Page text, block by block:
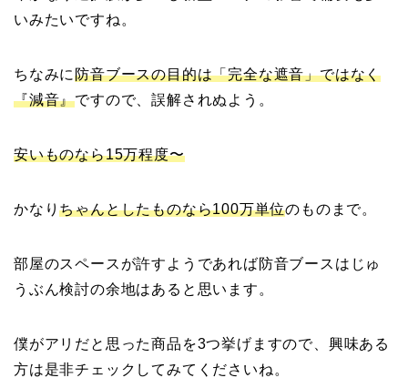
いみたいですね。
ちなみに防音ブースの目的は「完全な遮音」ではなく
『減音』ですので、誤解されぬよう。
安いものなら15万程度〜
かなりちゃんとしたものなら100万単位のものまで。
部屋のスペースが許すようであれば防音ブースはじゅ
うぶん検討の余地はあると思います。
僕がアリだと思った商品を3つ挙げますので、興味ある
方は是非チェックしてみてくださいね。